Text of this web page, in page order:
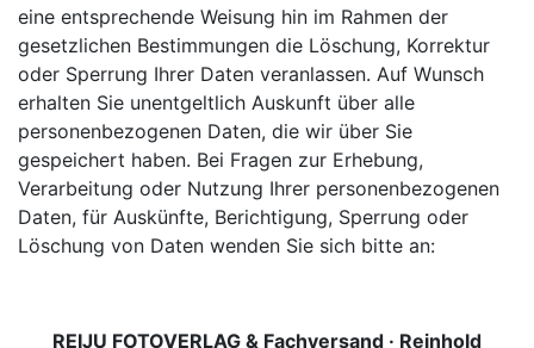
eine entsprechende Weisung hin im Rahmen der
gesetzlichen Bestimmungen die Löschung, Korrektur
oder Sperrung Ihrer Daten veranlassen. Auf Wunsch
erhalten Sie unentgeltlich Auskunft über alle
personenbezogenen Daten, die wir über Sie
gespeichert haben. Bei Fragen zur Erhebung,
Verarbeitung oder Nutzung Ihrer personenbezogenen
Daten, für Auskünfte, Berichtigung, Sperrung oder
Löschung von Daten wenden Sie sich bitte an:
REIJU FOTOVERLAG & Fachversand · Reinhold